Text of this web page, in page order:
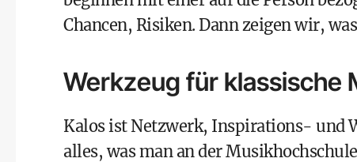
Chancen, Risiken. Dann zeigen wir,
Werkzeug für klassische
Kalos ist Netzwerk, Inspirations- und
alles, was man an der